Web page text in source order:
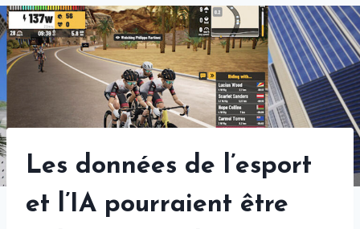
Les données de l’esport
et l’IA pourraient être